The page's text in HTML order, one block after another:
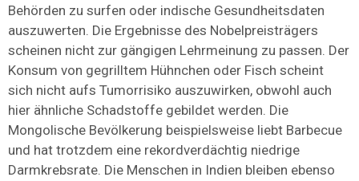
Behörden zu surfen oder indische Gesundheitsdaten
auszuwerten. Die Ergebnisse des Nobelpreisträgers
scheinen nicht zur gängigen Lehrmeinung zu passen. Der
Konsum von gegrilltem Hühnchen oder Fisch scheint
sich nicht aufs Tumorrisiko auszuwirken, obwohl auch
hier ähnliche Schadstoffe gebildet werden. Die
Mongolische Bevölkerung beispielsweise liebt Barbecue
und hat trotzdem eine rekordverdächtig niedrige
Darmkrebsrate. Die Menschen in Indien bleiben ebenso